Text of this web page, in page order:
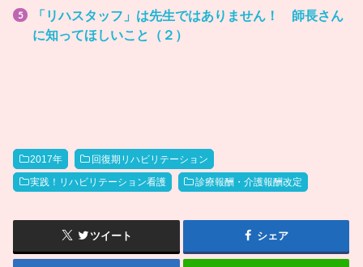
「リハスタッフ」は先生ではありません！ 師長さん
に知ってほしいこと（２）
2017年 回復期リハビリテーション
実践！リハビリテーション看護 診療報酬・介護報酬改定
ツイート シェア